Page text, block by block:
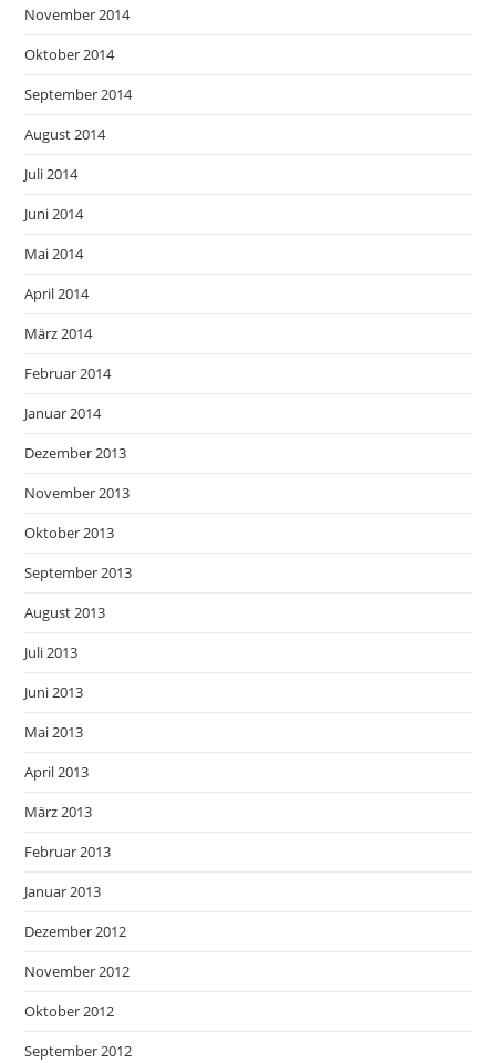
November 2014
Oktober 2014
September 2014
August 2014
Juli 2014
Juni 2014
Mai 2014
April 2014
März 2014
Februar 2014
Januar 2014
Dezember 2013
November 2013
Oktober 2013
September 2013
August 2013
Juli 2013
Juni 2013
Mai 2013
April 2013
März 2013
Februar 2013
Januar 2013
Dezember 2012
November 2012
Oktober 2012
September 2012